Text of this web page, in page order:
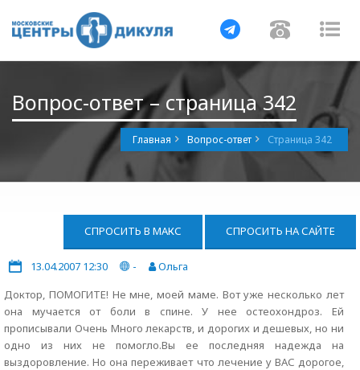
Навигация
Вопрос-ответ – страница 342
Главная Вопрос-ответ Страница 342
СПРОСИТЬ В МАКС СПРОСИТЬ НА САЙТЕ
13.04.2007 12:30 -
Ольга
Доктор, ПОМОГИТЕ! Не мне, моей маме. Вот уже несколько лет
она мучается от боли в спине. У нее остеохондроз. Ей
прописывали Очень Много лекарств, и дорогих и дешевых, но ни
одно из них не помогло.Вы ее последняя надежда на
выздоровление. Но она переживает что лечение у ВАС дорогое,